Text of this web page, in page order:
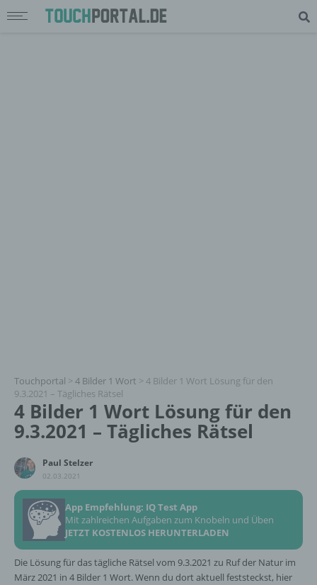
Touchportal > 4 Bilder 1 Wort > 4 Bilder 1 Wort Lösung für den
9.3.2021 – Tägliches Rätsel
4 Bilder 1 Wort Lösung für den
9.3.2021 – Tägliches Rätsel
Paul Stelzer
02.03.2021
App Empfehlung: IQ Test App
Mit zahlreichen Aufgaben zum Knobeln und Üben
JETZT KOSTENLOS HERUNTERLADEN
Die Lösung für das tägliche Rätsel vom 9.3.2021 zu Ruf der Natur im
März 2021 in 4 Bilder 1 Wort. Wenn du dort aktuell feststeckst, hier